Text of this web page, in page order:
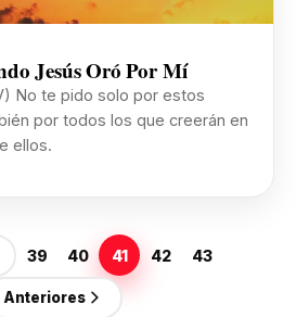
Jesús Oró Por Mí
No te pido solo por estos
por todos los que creerán en
ellos.
39 40 41 42 43
Anteriores